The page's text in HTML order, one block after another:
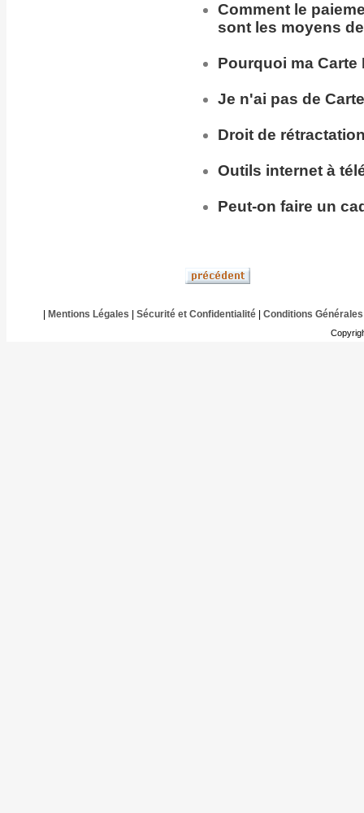
Comment le
sont les moyens
Pourquoi ma Carte
Je n'ai pas de
Droit de
Outils internet à
Peut-on faire un
Mentions Légales Sécurité et Confidentialité| Conditions Générales